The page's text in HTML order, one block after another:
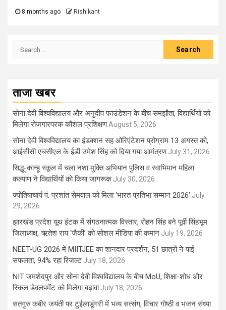
8 months ago Rishikant
Search
ताजा खबर
सोना देवी विश्वविद्यालय और अनुदीप फाउंडेशन के बीच समझौता, विद्यार्थियों को
मिलेगा रोजगारपरक कौशल प्रशिक्षणAugust 5, 2026
सोना देवी विश्वविद्यालय का इंडक्शन सह ओरिएंटेशन प्रोग्राम 13 अगस्त को,
आईसीसी एचसीएल के ईडी उमेश सिंह को दिया गया आमंत्रण July 31, 2026
सिद्धू-कान्हू स्कूल में चला नशा मुक्ति अभियान पुलिस व स्वाभिमान महिला
कल्याण ने विद्यार्थियों को किया जागरूक July 30, 2026
ज्योतिषाचार्य पं. प्रशांत सेमवाल को मिला ‘भारत प्रतिभा सम्मान 2026’ July
29, 2026
झारखंड प्रदेश यूथ इंटक में संगठनात्मक विस्तार, रोहन सिंह बने पूर्वी सिंहभूम
जिलाध्यक्ष, ऋतेश राय ‘जैकी’ को सोशल मीडिया की कमान July 19, 2026
NEET-UG 2026 में MIITJEE का शानदार प्रदर्शन, 51 छात्रों ने पाई
सफलता, 94% रहा रिजल्ट July 18, 2026
NIT जमशेदपुर और सोना देवी विश्वविद्यालय के बीच MoU, शिक्षा-शोध और
स्किल डेवलपमेंट को मिलेगा बढ़ावा July 18, 2026
सतगुरु कबीर जयंती पर टुईलाडूंगरी में भव्य सत्संग, विचार गोष्ठी व भजन संध्या